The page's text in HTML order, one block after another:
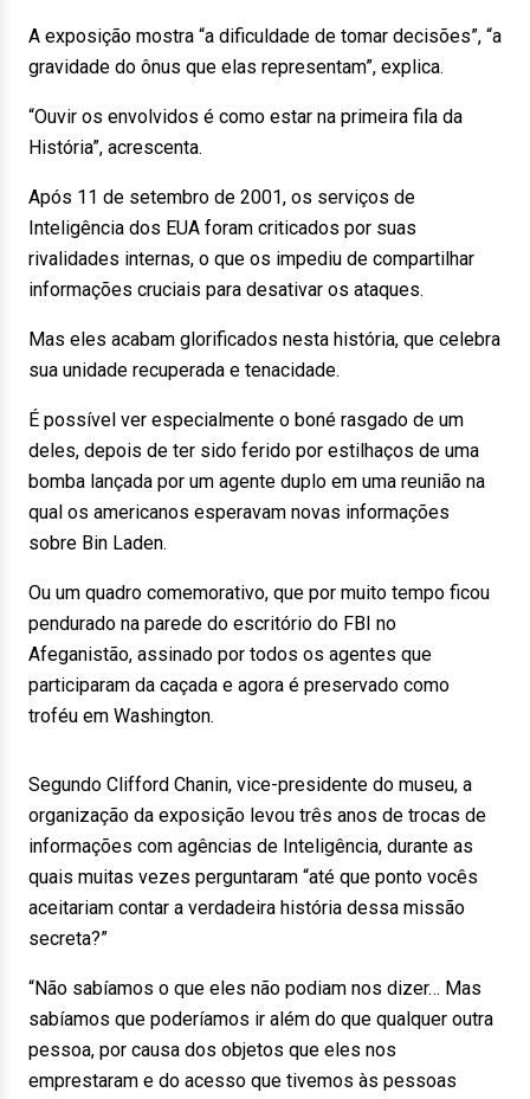
A exposição mostra “a dificuldade de tomar decisões”, “a
gravidade do ônus que elas representam”, explica.
“Ouvir os envolvidos é como estar na primeira fila da
História”, acrescenta.
Após 11 de setembro de 2001, os serviços de
Inteligência dos EUA foram criticados por suas
rivalidades internas, o que os impediu de compartilhar
informações cruciais para desativar os ataques.
Mas eles acabam glorificados nesta história, que celebra
sua unidade recuperada e tenacidade.
É possível ver especialmente o boné rasgado de um
deles, depois de ter sido ferido por estilhaços de uma
bomba lançada por um agente duplo em uma reunião na
qual os americanos esperavam novas informações
sobre Bin Laden.
Ou um quadro comemorativo, que por muito tempo ficou
pendurado na parede do escritório do FBI no
Afeganistão, assinado por todos os agentes que
participaram da caçada e agora é preservado como
troféu em Washington.
Segundo Clifford Chanin, vice-presidente do museu, a
organização da exposição levou três anos de trocas de
informações com agências de Inteligência, durante as
quais muitas vezes perguntaram “até que ponto vocês
aceitariam contar a verdadeira história dessa missão
secreta?”
“Não sabíamos o que eles não podiam nos dizer… Mas
sabíamos que poderíamos ir além do que qualquer outra
pessoa, por causa dos objetos que eles nos
emprestaram e do acesso que tivemos às pessoas